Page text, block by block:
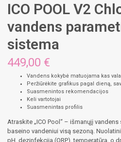
ICO POOL V2
vandens
sistema
449,00 €
Vandens kokybė matuojama kas
Peržiūrėkite grafikus pagal dieną,
Suasmenintos rekomendacijos
Keli vartotojai
Suasmenintas profilis
Atraskite „ICO Pool“ – išmanųjį
baseino vandeniui visą sezoną.
pH, dezinfekcija (ORP), temperatūra, o